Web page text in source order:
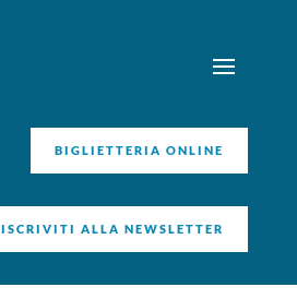
BIGLIETTERIA ONLINE
ISCRIVITI ALLA NEWSLETTER